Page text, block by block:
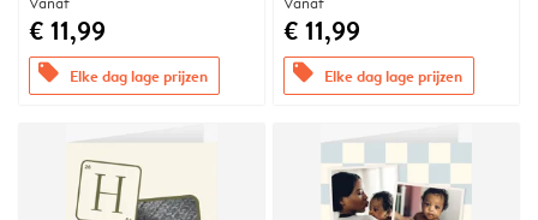
€ 11,99
offers Elke dag lage prijzen
€ 11,99
offers Elke dag lage prijzen